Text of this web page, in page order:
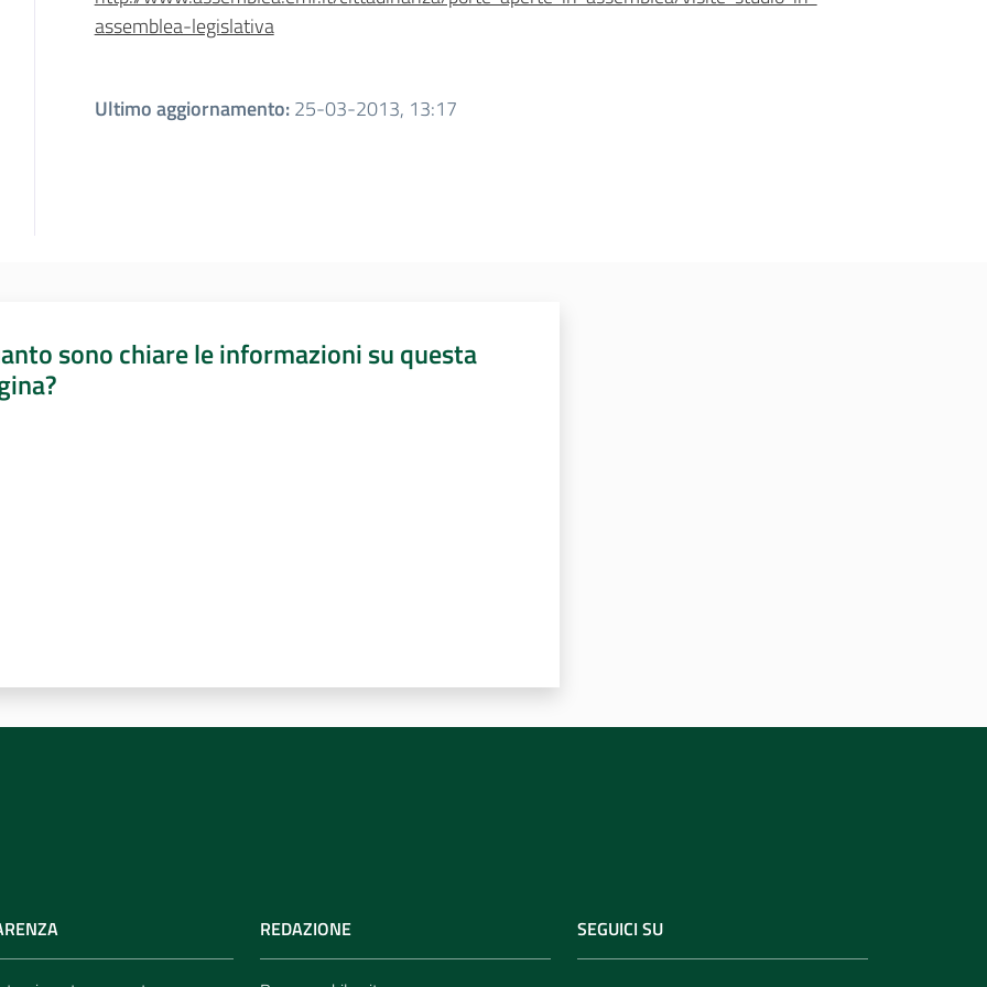
assemblea-legislativa
Ultimo aggiornamento:25-03-2013, 13:17
sono chiare le informazioni su questa
REDAZIONE SEGUICI SU